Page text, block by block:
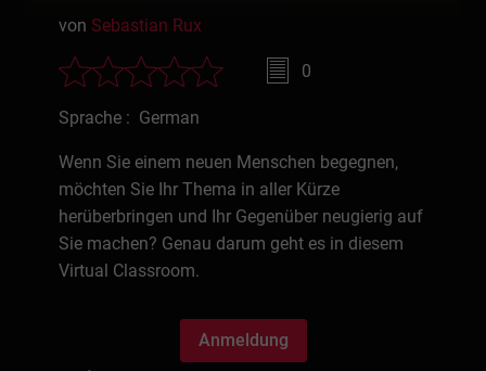
von Sebastian Rux
0
Sprache : German
Wenn Sie einem neuen Menschen begegnen,
möchten Sie Ihr Thema in aller Kürze
herüberbringen und Ihr Gegenüber neugierig auf
Sie machen? Genau darum geht es in diesem
Virtual Classroom.
Anmeldung